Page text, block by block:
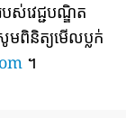
ស់វេជ្ជបណ្ឌិត
ពិនិត្យមើលប្លក់
។